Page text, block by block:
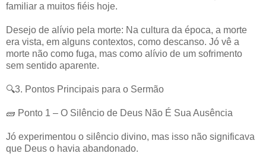
familiar a muitos fiéis hoje.
Desejo de alívio pela morte: Na cultura da época, a morte
era vista, em alguns contextos, como descanso. Jó vê a
morte não como fuga, mas como alívio de um sofrimento
sem sentido aparente.
🔍3. Pontos Principais para o Sermão
🧱 Ponto 1 – O Silêncio de Deus Não É Sua Ausência
Jó experimentou o silêncio divino, mas isso não significava
que Deus o havia abandonado.